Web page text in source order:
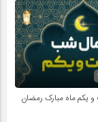
یکم ماه مبارک رمضان